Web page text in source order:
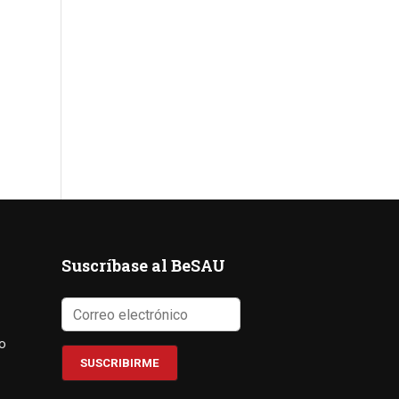
Suscríbase al BeSAU